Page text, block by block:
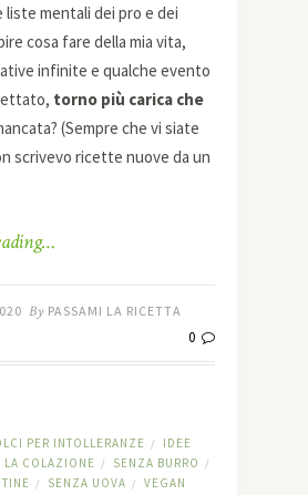
liste mentali dei pro e dei
cosa fare della mia vita,
infinite e qualche evento
torno più carica che
(Sempre che vi siate
scrivevo ricette nuove da un
By PASSAMI LA RICETTA
0
PER INTOLLERANZE /
IDEE
LA COLAZIONE / SENZA BURRO /
/ SENZA UOVA / VEGAN